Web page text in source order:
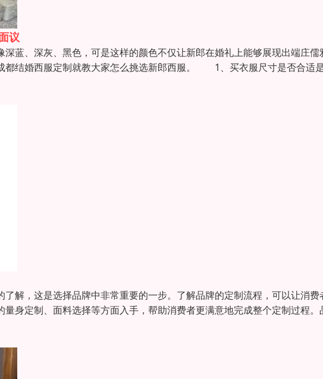
议
蓝、深灰、黑色，可是这样的颜色不仅让新郎在婚礼上能够展现出端庄儒
都结婚西服定制就教大家怎么挑选新郎西服。 1、买衣服尺寸是否合适
解，这是选择品牌中非常重要的一步。了解品牌的定制流程，可以让消费
身定制、面料选择等方面入手，帮助消费者更满意地完成整个定制过程。